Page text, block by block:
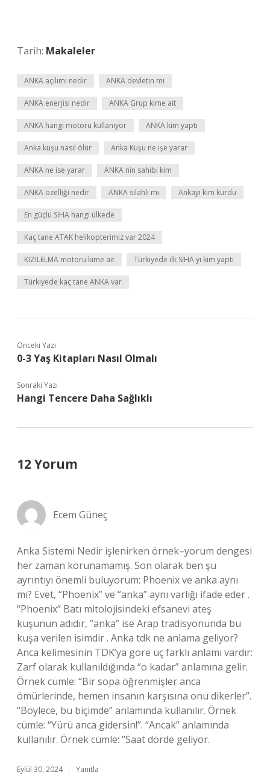
Tarih: Makaleler
ANKA açılımı nedir ANKA devletin mi
ANKA enerjisi nedir ANKA Grup kime ait
ANKA hangi motoru kullanıyor ANKA kim yaptı
Anka kuşu nasıl ölür Anka Kuşu ne işe yarar
ANKA ne ise yarar ANKA nin sahibi kim
ANKA özelliği nedir ANKA silahlı mı Ankayı kim kurdu
En güçlü SİHA hangi ülkede
Kaç tane ATAK helikopterimiz var 2024
KIZILELMA motoru kime ait Türkiyede ilk SİHA yı kim yaptı
Türkiyede kaç tane ANKA var
Önceki Yazı
0-3 Yaş Kitapları Nasıl Olmalı
Sonraki Yazı
Hangi Tencere Daha Sağlıklı
12 Yorum
Ecem Güneç
Anka Sistemi Nedir işlenirken örnek–yorum dengesi
her zaman korunamamış. Son olarak ben şu
ayrıntıyı önemli buluyorum: Phoenix ve anka aynı
mı? Evet, “Phoenix” ve “anka” aynı varlığı ifade eder .
“Phoenix” Batı mitolojisindeki efsanevi ateş
kuşunun adıdır, “anka” ise Arap tradisyonunda bu
kuşa verilen isimdir . Anka tdk ne anlama geliyor?
Anca kelimesinin TDK’ya göre üç farklı anlamı vardır:
Zarf olarak kullanıldığında “o kadar” anlamına gelir.
Örnek cümle: “Bir sopa öğrenmişler anca
ömürlerinde, hemen insanın karşısına onu dikerler”.
“Böylece, bu biçimde” anlamında kullanılır. Örnek
cümle: “Yürü anca gidersin!”. “Ancak” anlamında
kullanılır. Örnek cümle: “Saat dörde geliyor.
Eylül 30, 2024 Yanıtla